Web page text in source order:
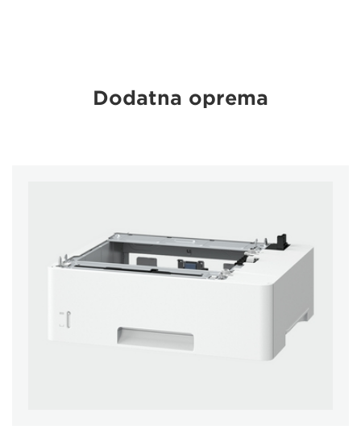
Dodatna oprema